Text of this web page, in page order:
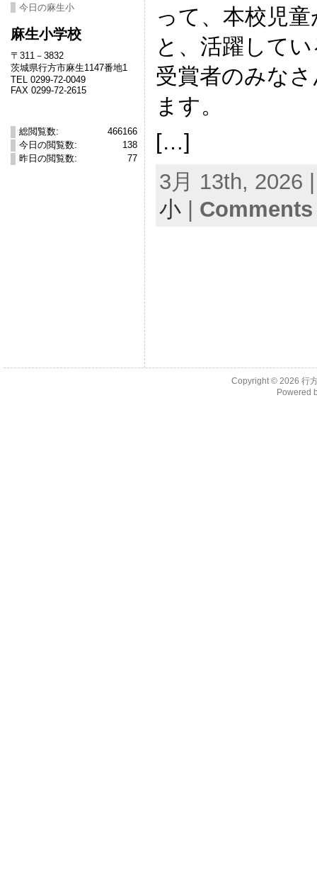
今日の麻生小
麻生小学校
〒311－3832
茨城県行方市麻生1147番地1
TEL 0299-72-0049
FAX 0299-72-2615
466166
総閲覧数:
138
今日の閲覧数:
77
昨日の閲覧数:
って、本校児
と、活躍して
受賞者のみな
ます。
[…]
3月 13th, 2026
小|
Copyright © 2026行
Powered